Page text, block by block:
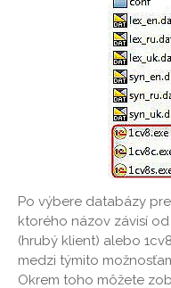
Po výbere databázy
ktorého názov závisí
(hrubý klient) alebo
medzi týmito
Okrem toho môžete